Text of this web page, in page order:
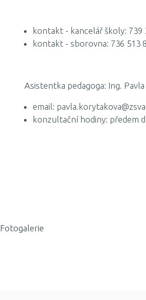
kontakt - kancelář školy: 739
kontakt - sborovna: 736 513
Asistentka pedagoga: Ing. Pavla
email:
konzultační hodiny: předem
Fotogalerie